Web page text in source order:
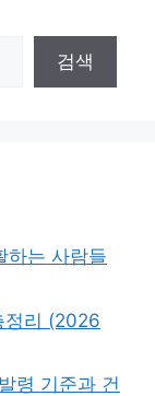
검색
하는 사람들
정리 (2026
령 기준과 건